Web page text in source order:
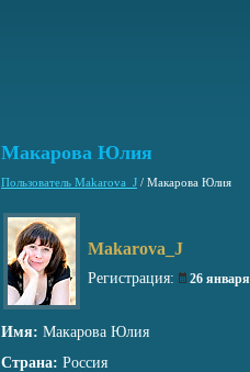
Макарова Юлия
Пользователь Makarova_J / Макарова Юлия
Makarova_J
Регистрация: 26 января
Имя: Макарова Юлия
Страна: Россия